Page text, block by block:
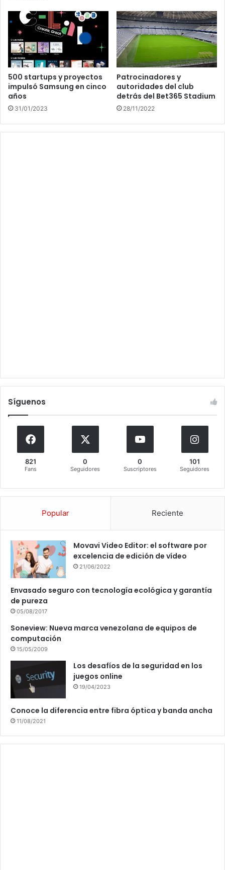
500 startups y proyectos
impulsó Samsung en cinco
años
31/01/2023
Patrocinadores y
autoridades del club
detrás del Bet365 Stadium
28/11/2022
Síguenos
821
Fans
0
Seguidores
0
Suscriptores
101
Seguidores
Popular Reciente
Movavi Video Editor: el software por
excelencia de edición de vídeo
21/06/2022
Envasado seguro con tecnología ecológica y garantía
de pureza
05/08/2017
Soneview: Nueva marca venezolana de equipos de
computación
15/05/2009
Los desafíos de la seguridad en los
juegos online
19/04/2023
Conoce la diferencia entre fibra óptica y banda ancha
11/08/2021